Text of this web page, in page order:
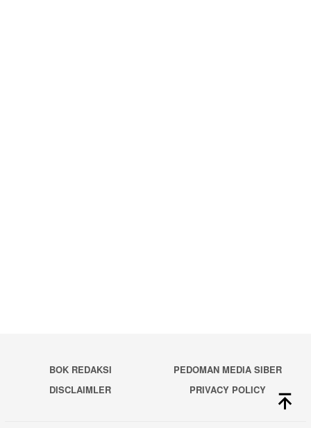
BOK REDAKSI
PEDOMAN MEDIA SIBER
DISCLAIMLER
PRIVACY POLICY